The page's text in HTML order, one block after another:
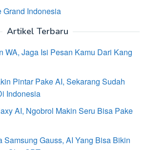
Grand Indonesia
Artikel Terbaru
WA, Jaga Isi Pesan Kamu Dari Kang
Pintar Pake AI, Sekarang Sudah
Indonesia
AI, Ngobrol Makin Seru Bisa Pake
Samsung Gauss, AI Yang Bisa Bikin